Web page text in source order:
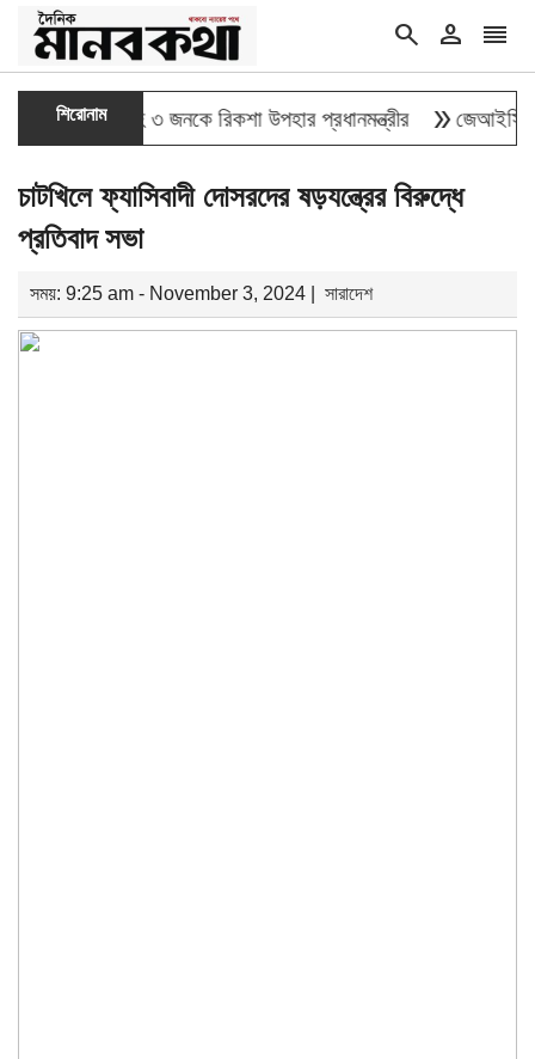
search person reorder
শিরোনাম
যোদ্ধাসহ ৩ জনকে রিকশা উপহার প্রধানমন্ত্রীর double_arrowজেআইসিতে এক-
চাটখিলে ফ্যাসিবাদী দোসরদের ষড়যন্ত্রের বিরুদ্ধে
প্রতিবাদ সভা
সময়: 9:25 am - November 3, 2024 | সারাদেশ